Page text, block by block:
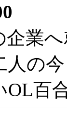
企業
人の
OL百